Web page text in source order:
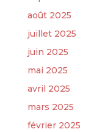
août 2025
juillet 2025
juin 2025
mai 2025
avril 2025
mars 2025
février 2025